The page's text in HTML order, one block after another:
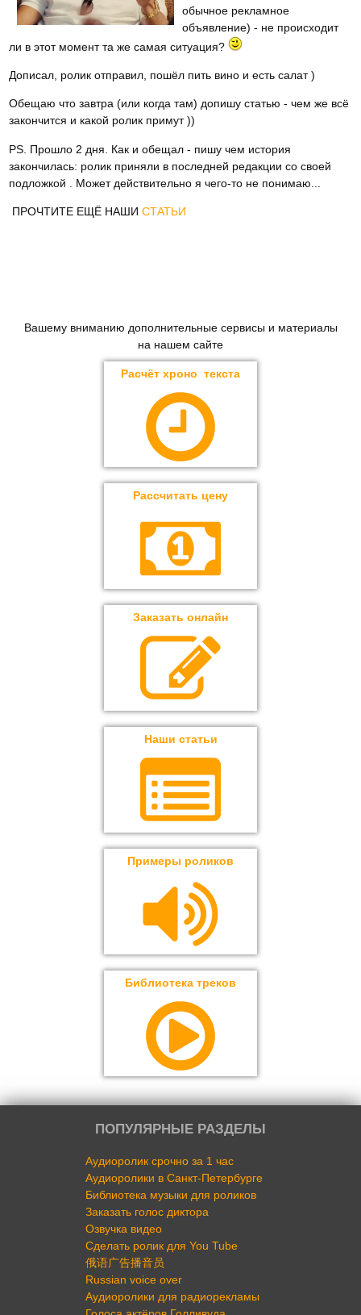
обычное рекламное
объявление) - не происходит
ли в этот момент та же самая ситуация?
Дописал, ролик отправил, пошёл пить вино и есть салат )
Обещаю что завтра (или когда там) допишу статью - чем же всё
закончится и какой ролик примут ))
PS. Прошло 2 дня. Как и обещал - пишу чем история
закончилась: ролик приняли в последней редакции со своей
подложкой . Может действительно я чего-то не понимаю...
ПРОЧТИТЕ ЕЩЁ НАШИСТАТЬИ
Вашему вниманию дополнительные сервисы и материалы
на нашем сайте
Расчёт хроно текста
Рассчитать цену
Заказать онлайн
Наши статьи
Примеры роликов
Библиотека треков
ПОПУЛЯРНЫЕ РАЗДЕЛЫ
Аудиоролик срочно за 1 час
Аудиоролики в Санкт-Петербурге
Библиотека музыки для роликов
Заказать голос диктора
Озвучка видео
Сделать ролик для You Tube
俄语广告播音员
Russian voice over
Аудиоролики для радиорекламы